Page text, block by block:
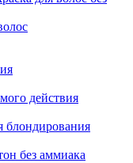
действия
блондирования
без аммиака